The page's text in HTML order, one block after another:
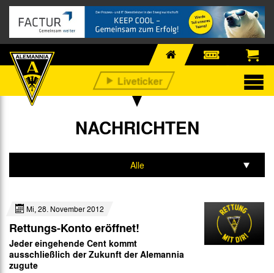
NACHRICHTEN
Alle
Business
Mi, 28. November 2012
Rettungs-Konto eröffnet!
Jeder eingehende Cent kommt
ausschließlich der Zukunft der Alemannia
zugute